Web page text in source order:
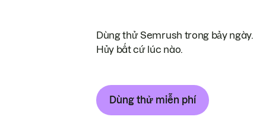
Dùng thử Semrush trong bảy ngày.
Hủy bất cứ lúc nào.
Dùng thử miễn phí